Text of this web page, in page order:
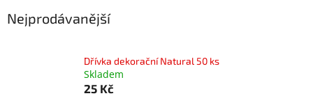
Nejprodávanější
Dřívka dekorační Natural 50 ks
Skladem
25 Kč